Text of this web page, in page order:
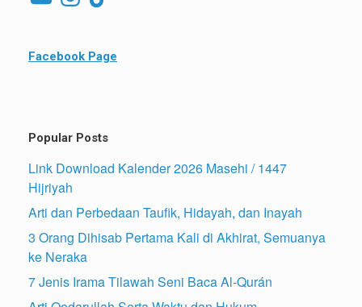
Facebook Page
Popular Posts
Link Download Kalender 2026 Masehi / 1447
Hijriyah
Arti dan Perbedaan Taufik, Hidayah, dan Inayah
3 Orang Dihisab Pertama Kali di Akhirat, Semuanya
ke Neraka
7 Jenis Irama Tilawah Seni Baca Al-Qurán